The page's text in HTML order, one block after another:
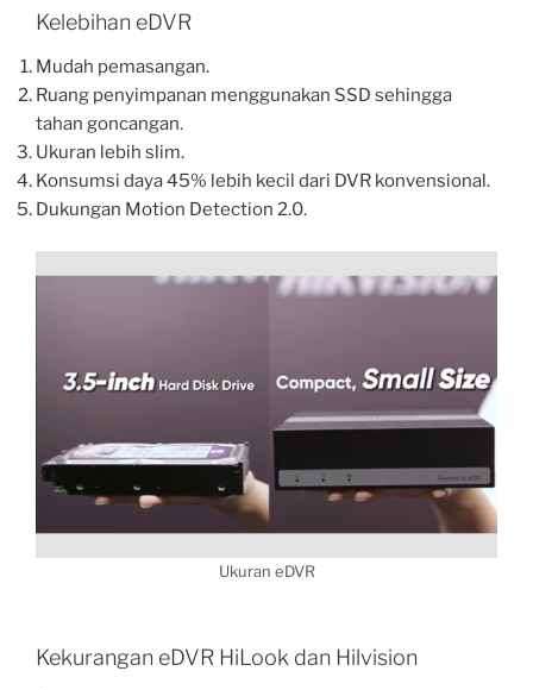
Kelebihan eDVR
Mudah pemasangan.
Ruang penyimpanan menggunakan SSD sehingga
tahan goncangan.
Ukuran lebih slim.
Konsumsi daya 45% lebih kecil dari DVR konvensional.
Dukungan Motion Detection 2.0.
Ukuran eDVR
Kekurangan eDVR HiLook dan Hilvision